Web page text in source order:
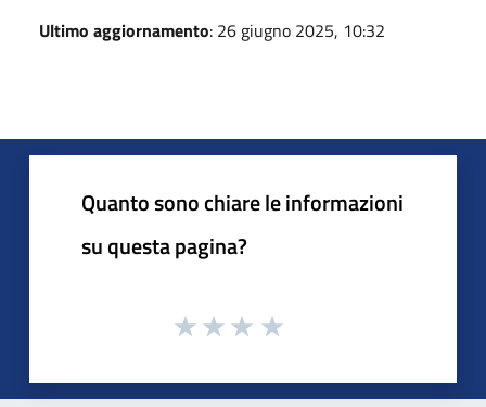
Ultimo aggiornamento: 26 giugno 2025, 10:32
Quanto sono chiare le informazioni
su questa pagina?